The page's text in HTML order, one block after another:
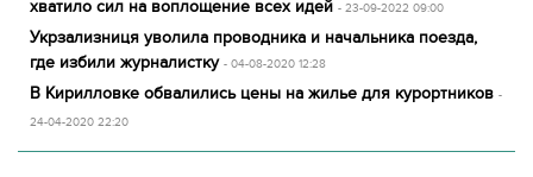
хватило сил на воплощение всех идей - 23-09-2022 09:00
Укрзализниця уволила проводника и начальника поезда,
где избили журналистку - 04-08-2020 12:28
В Кирилловке обвалились цены на жилье для курортников -
24-04-2020 22:20